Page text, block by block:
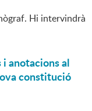
Hi intervindrà
anotacions al
constitució